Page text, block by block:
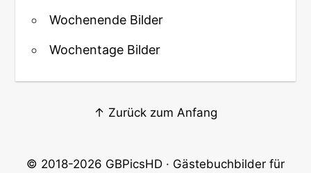
Wochenende Bilder
Wochentage Bilder
↑ Zurück zum Anfang
© 2018-2026 GBPicsHD · Gästebuchbilder für